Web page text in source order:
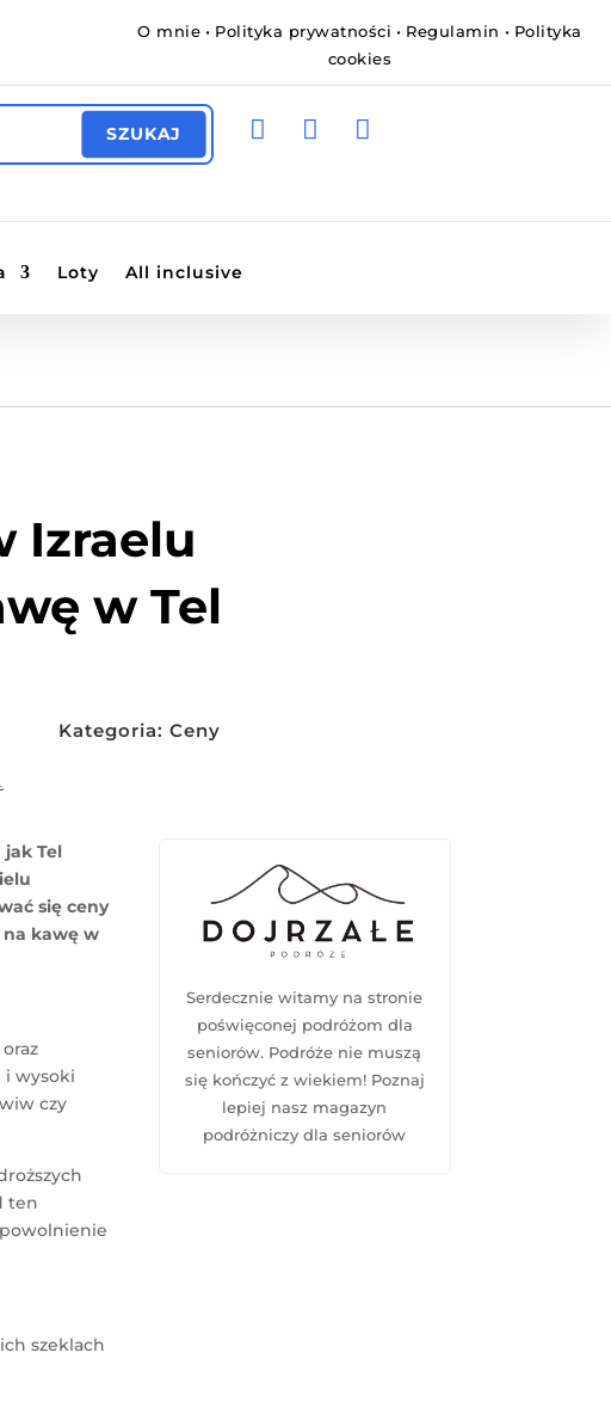
O mnie • Polityka prywatności • Regulamin • Polityka
cookies
  
Loty All inclusive
Izraelu
w Tel
Kategoria: Ceny
Tel
się ceny
na kawę w
i wysoki
czy
ten
szeklach
Serdecznie witamy na stronie
poświęconej podróżom dla
seniorów. Podróże nie muszą
się kończyć z wiekiem! Poznaj
lepiej nasz magazyn
podróżniczy dla seniorów